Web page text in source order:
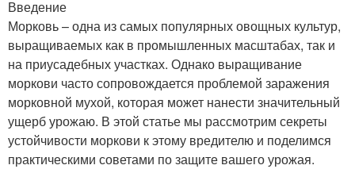
Введение
Морковь – одна из самых популярных овощных культур,
выращиваемых как в промышленных масштабах, так и
на приусадебных участках. Однако выращивание
моркови часто сопровождается проблемой заражения
морковной мухой, которая может нанести значительный
ущерб урожаю. В этой статье мы рассмотрим секреты
устойчивости моркови к этому вредителю и поделимся
практическими советами по защите вашего урожая.